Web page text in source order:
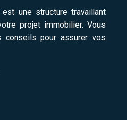
est une structure travaillant
projet immobilier. Vous
conseils pour assurer vos